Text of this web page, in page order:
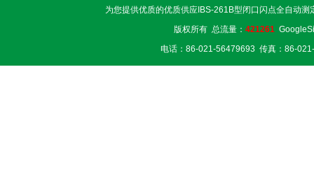
为您提供优质的优质供应IBS-261B型闭口闪点全自动
版权所有 总流量： 421261
电话：86-021-56479693 传真：86-